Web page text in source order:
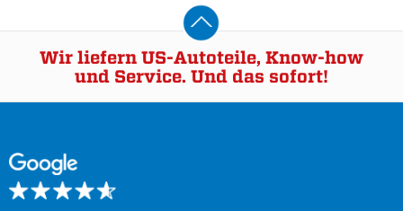
Wir liefern US-Autoteile, Know-how
und Service. Und das sofort!